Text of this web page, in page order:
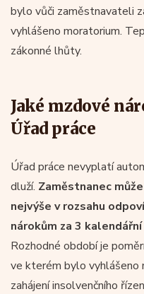
bylo vůči zaměstnavateli
vyhlášeno moratorium.
zákonné lhůty.
Jaké mzdové
Úřad práce
Úřad práce nevyplatí
dluží. Zaměstnanec
nejvýše v rozsahu
nárokům za 3
Rozhodné období je
ve kterém bylo vyhlášeno
zahájení insolvenčního